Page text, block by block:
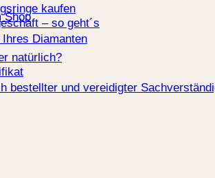
Shop
kaufen
– so geht´s
Diamanten
natürlich?
bestellter und vereidigter